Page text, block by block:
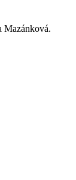
Mazánková.